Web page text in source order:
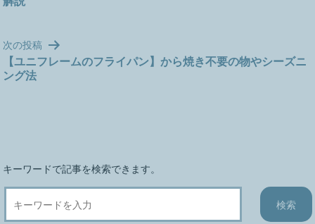
ゲ
ー
シ
次の投稿
【ユニフレームのフライパン】から焼き不要の物やシーズニ
ング法
キーワードで記事を検索できます。